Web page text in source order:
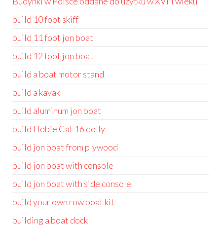
build 10 foot skiff
build 11 foot jon boat
build 12 foot jon boat
build a boat motor stand
build a kayak
build aluminum jon boat
build Hobie Cat 16 dolly
build jon boat from plywood
build jon boat with console
build jon boat with side console
build your own row boat kit
building a boat dock